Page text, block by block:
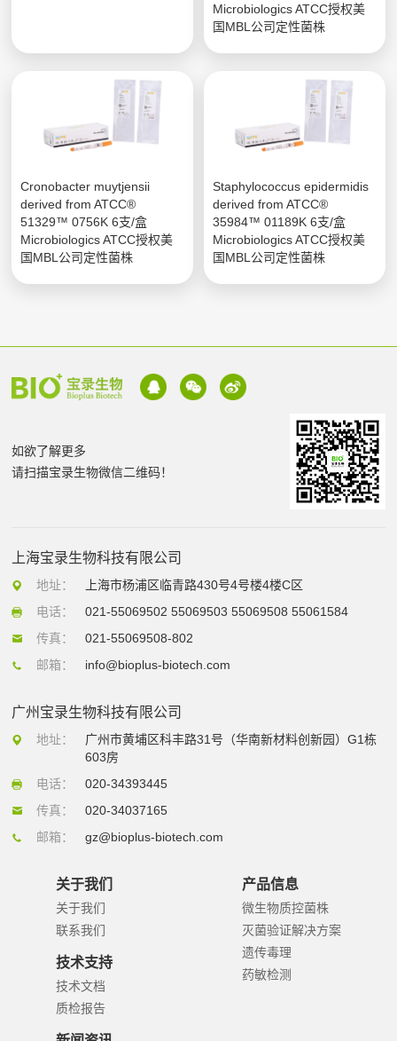
Microbiologics ATCC授权美
国MBL公司定性菌株
Cronobacter muytjensii
derived from ATCC®
51329™ 0756K 6支/盒
Microbiologics ATCC授权美
国MBL公司定性菌株
Staphylococcus epidermidis
derived from ATCC®
35984™ 01189K 6支/盒
Microbiologics ATCC授权美
国MBL公司定性菌株
如欲了解更多
请扫描宝录生物微信二维码！
上海宝录生物科技有限公司
地址：
上海市杨浦区临青路430号4号楼4楼C区
电话：
021-55069502 55069503 55069508 55061584
传真：
021-55069508-802
邮箱：
info@bioplus-biotech.com
广州宝录生物科技有限公司
地址：
广州市黄埔区科丰路31号（华南新材料创新园）G1栋
603房
电话：
020-34393445
传真：
020-34037165
邮箱：
gz@bioplus-biotech.com
关于我们
关于我们
联系我们
技术支持
技术文档
质检报告
产品信息
微生物质控菌株
灭菌验证解决方案
遗传毒理
药敏检测